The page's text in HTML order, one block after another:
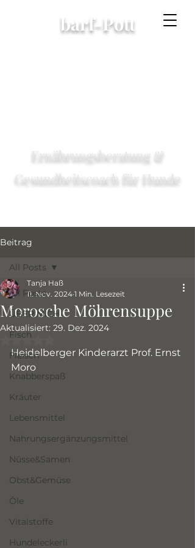
barf-Pott
Ernährungsberatung &
Gesundheitscoach für Hunde
Beitrag
All Posts
ÜBER MICH
Fisch
Fleisch
Knabberspaß
Kräuter
Lebensmittel
Nahrungsergänzungsmittel
Nüsse&Samen
Obst&Gemüse
Öle
Vitalstoffe
Hundeleckerli
All Posts
Morosche Möhrensuppe
Tanja Haß
11. Nov. 2024 1 Min. Lesezeit
Aktualisiert: 29. Dez. 2024
Mit NaN von 5 Sternen bewertet.
Heidelberger Kinderarzt Prof. Ernst
Moro